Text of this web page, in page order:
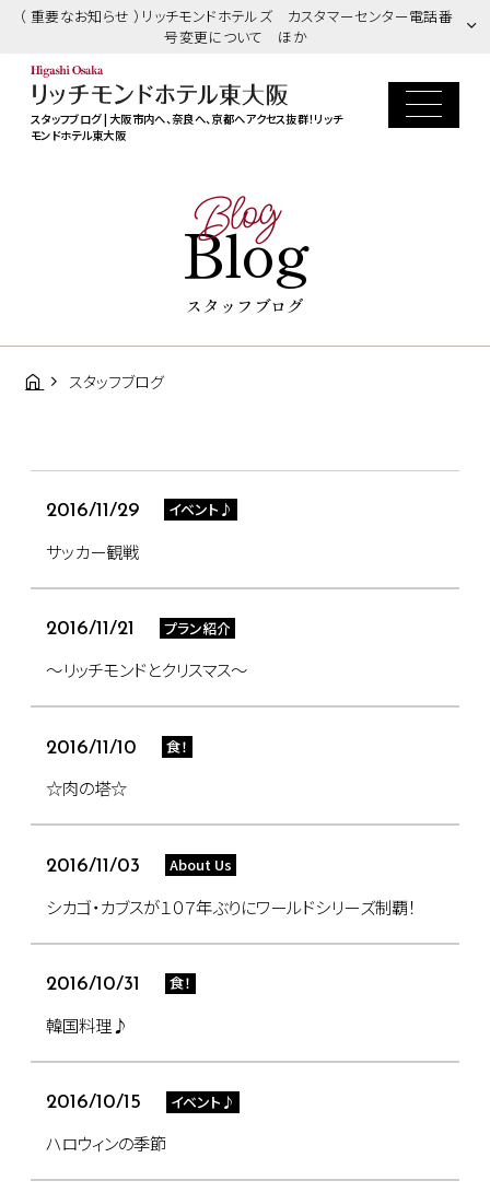
（ 重要なお知らせ ）リッチモンドホテルズ カスタマーセンター電話番
号変更について ほか
スタッフブログ | 大阪市内へ、奈良へ、京都へアクセス抜群！リッチ
モンドホテル東大阪
Blog
Blog
スタッフブログ
スタッフブログ
2016/11/29 イベント♪
サッカー観戦
2016/11/21 プラン紹介
～リッチモンドとクリスマス～
2016/11/10 食！
☆肉の塔☆
2016/11/03 About Us
シカゴ・カブスが１０７年ぶりにワールドシリーズ制覇！
2016/10/31 食！
韓国料理♪
2016/10/15 イベント♪
ハロウィンの季節